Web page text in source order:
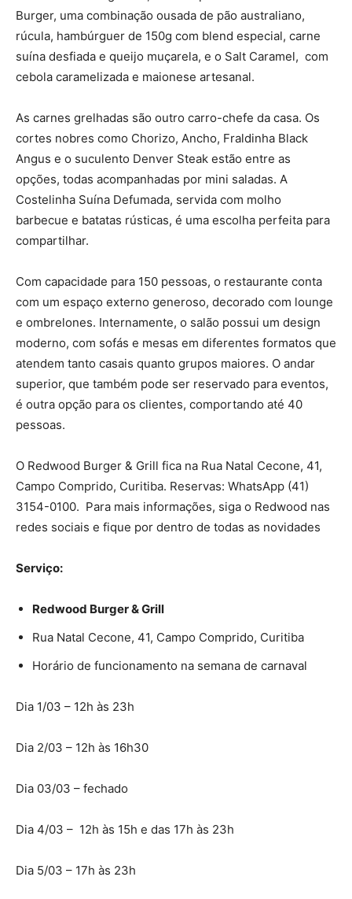
Burger, uma combinação ousada de pão australiano,
rúcula, hambúrguer de 150g com blend especial, carne
suína desfiada e queijo muçarela, e o Salt Caramel, com
cebola caramelizada e maionese artesanal.
As carnes grelhadas são outro carro-chefe da casa. Os
cortes nobres como Chorizo, Ancho, Fraldinha Black
Angus e o suculento Denver Steak estão entre as
opções, todas acompanhadas por mini saladas. A
Costelinha Suína Defumada, servida com molho
barbecue e batatas rústicas, é uma escolha perfeita para
compartilhar.
Com capacidade para 150 pessoas, o restaurante conta
com um espaço externo generoso, decorado com lounge
e ombrelones. Internamente, o salão possui um design
moderno, com sofás e mesas em diferentes formatos que
atendem tanto casais quanto grupos maiores. O andar
superior, que também pode ser reservado para eventos,
é outra opção para os clientes, comportando até 40
pessoas.
O Redwood Burger & Grill fica na Rua Natal Cecone, 41,
Campo Comprido, Curitiba. Reservas: WhatsApp (41)
3154-0100. Para mais informações, siga o Redwood nas
redes sociais e fique por dentro de todas as novidades
Serviço:
Redwood Burger & Grill
Rua Natal Cecone, 41, Campo Comprido, Curitiba
Horário de funcionamento na semana de carnaval
Dia 1/03 – 12h às 23h
Dia 2/03 – 12h às 16h30
Dia 03/03 – fechado
Dia 4/03 – 12h às 15h e das 17h às 23h
Dia 5/03 – 17h às 23h